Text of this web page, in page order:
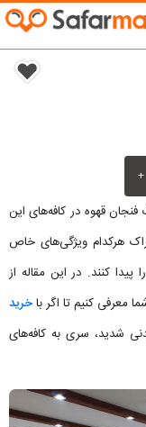
+
قهوه در کافه‌های این
هرکدام ویژگی‌های خاص
کنند. در این مقاله از
معرفی کنیم تا اگر باخرید
شدید، سری به کافه‌های